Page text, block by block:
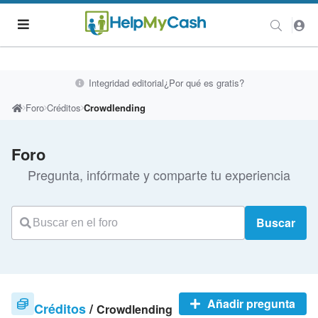
Integridad editorial¿Por qué es gratis?
Foro Créditos Crowdlending
Foro
Pregunta, infórmate y comparte tu experiencia
Buscar
Créditos/ Crowdlending Añadir pregunta